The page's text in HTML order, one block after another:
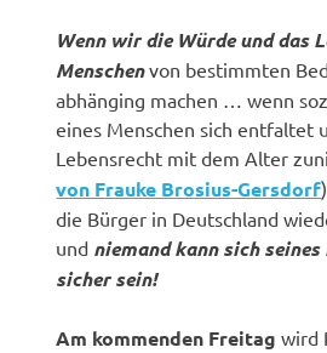
Wenn wir die Würde und das
Menschenvon bestimmten
abhänging machen … wenn
eines Menschen sich entfaltet
Lebensrecht mit dem Alter
von Frauke Brosius-Gersdorf
die Bürger in Deutschland
und niemand kann sich seines
sicher sein!
Am kommenden Freitagwird